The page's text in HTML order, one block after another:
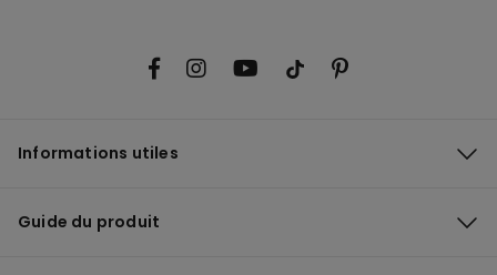
Informations utiles
Guide du produit